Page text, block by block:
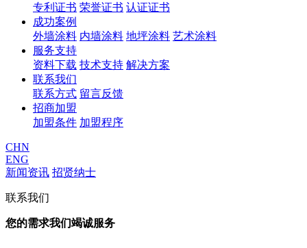
专利证书 荣誉证书 认证证书
成功案例
外墙涂料 内墙涂料 地坪涂料 艺术涂料
服务支持
资料下载 技术支持 解决方案
联系我们
联系方式 留言反馈
招商加盟
加盟条件 加盟程序
CHN
ENG
新闻资讯 招贤纳士
联系我们
您的需求我们竭诚服务